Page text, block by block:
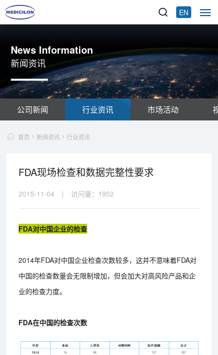
EN
News Information
新闻资讯
公司新闻 行业资讯 市场活动
首页 新闻资讯 行业资讯
FDA现场检查和数据完整性要求
2015-11-04 | 访问量： 1952
FDA对中国企业的检查
2014年FDA对中国企业检查次数较多，这并不意味着FDA对
中国的检查数量会无限制增加，但会加大对高风险产品和企
业的检查力度。
FDA在中国的检查次数